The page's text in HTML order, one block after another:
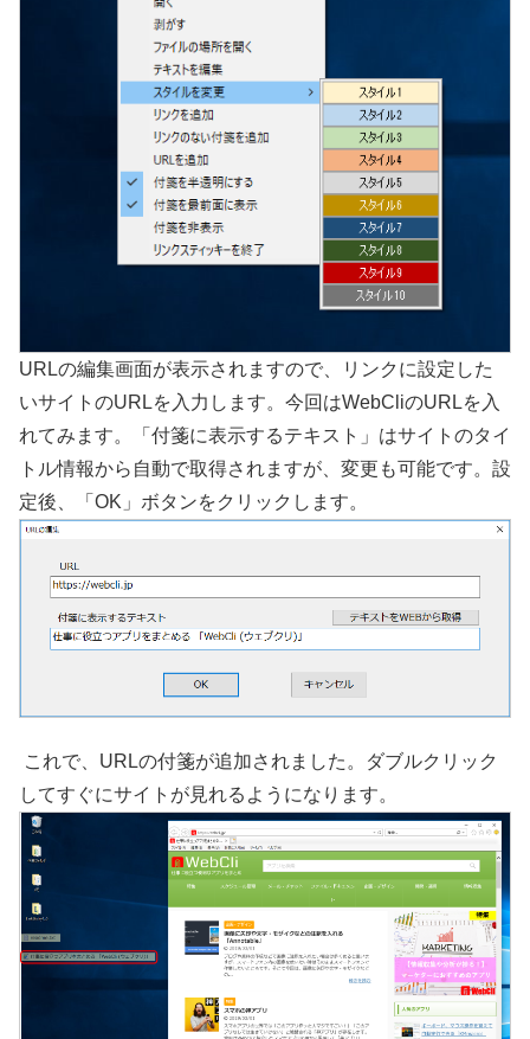
URLの編集画面が表示されますので、リンクに設定した
いサイトのURLを入力します。今回はWebCliのURLを入
れてみます。「付箋に表示するテキスト」はサイトのタイ
トル情報から自動で取得されますが、変更も可能です。設
定後、「OK」ボタンをクリックします。
これで、URLの付箋が追加されました。ダブルクリック
してすぐにサイトが見れるようになります。